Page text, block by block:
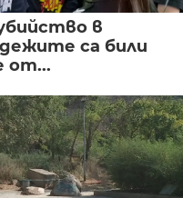
в
са били
от...